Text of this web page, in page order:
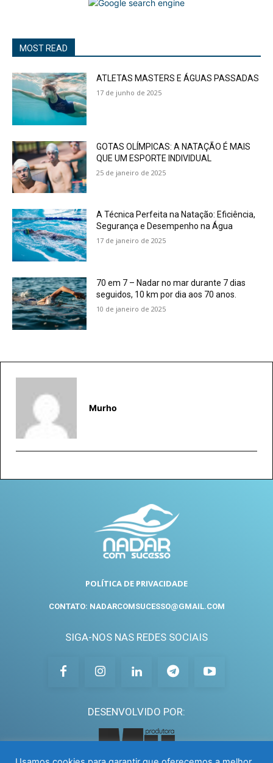
MOST READ
ATLETAS MASTERS E ÁGUAS PASSADAS
17 de junho de 2025
GOTAS OLÍMPICAS: A NATAÇÃO É MAIS
QUE UM ESPORTE INDIVIDUAL
25 de janeiro de 2025
A Técnica Perfeita na Natação: Eficiência,
Segurança e Desempenho na Água
17 de janeiro de 2025
70 em 7 – Nadar no mar durante 7 dias
seguidos, 10 km por dia aos 70 anos.
10 de janeiro de 2025
Murho
POLÍTICA DE PRIVACIDADE
CONTATO: NADARCOMSUCESSO@GMAIL.COM
SIGA-NOS NAS REDES SOCIAIS
DESENVOLVIDO POR: